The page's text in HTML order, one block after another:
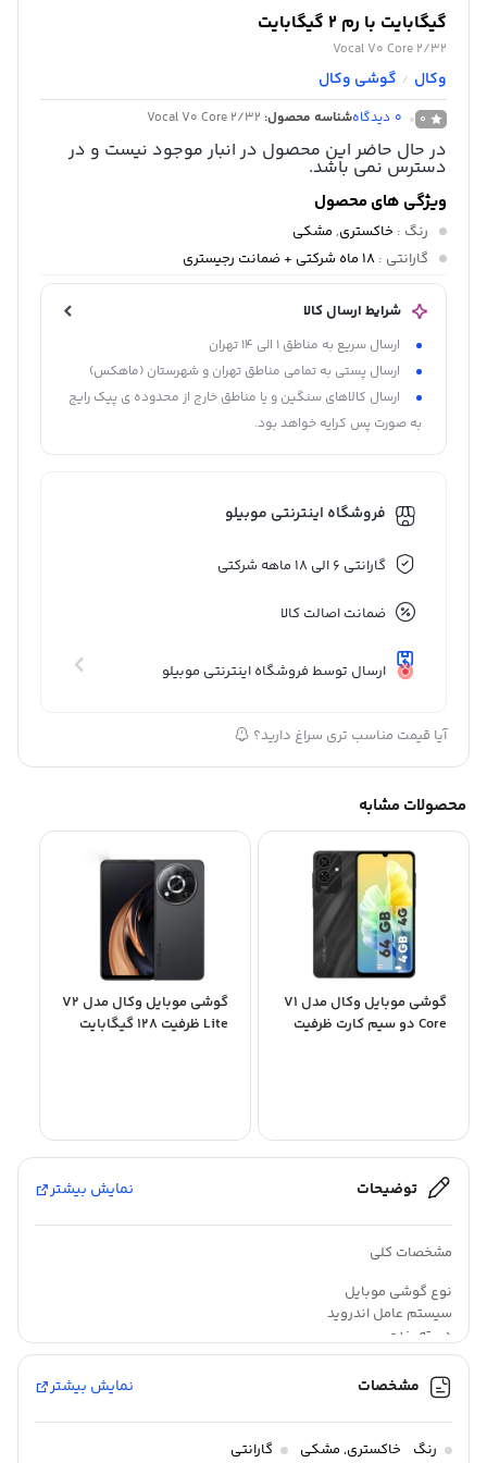
گیگابایت با رم 2 گیگابایت
Vocal V0 Core 2/32
وکال / گوشی وکال
0
0 دیدگاهشناسه محصول: Vocal V0 Core 2/32
در حال حاضر این محصول در انبار موجود نیست و در
دسترس نمی باشد.
ویژگی های محصول
رنگ : خاکستری, مشکی
گارانتی : 18 ماه شرکتی + ضمانت رجیستری
شرایط ارسال کالا
ارسال سریع به مناطق 1 الی 14 تهران
ارسال پستی به تمامی مناطق تهران و شهرستان (ماهکس)
ارسال کالاهای سنگین و یا مناطق خارج از محدوده ی پیک رایج
به صورت پس کرایه خواهد بود.
فروشگاه اینترنتی موبیلو
گارانتی 6 الی 18 ماهه شرکتی
ضمانت اصالت کالا
ارسال توسط فروشگاه اینترنتی موبیلو
آیا قیمت مناسب تری سراغ دارید؟
محصولات مشابه
گوشی موبایل وکال مدل V1
Core دو سیم کارت ظرفیت
گوشی موبایل وکال مدل V2
Lite ظرفیت 128 گیگابایت
توضیحات نمایش بیشتر
مشخصات کلی
نوع گوشی موبایل
سیستم عامل اندروید
دسته ‌بندی
اقتصادی
مدل
V۰ Core
زمان معرفی
۲۰۲۴
مشخصات نمایش بیشتر
رنگ خاکستری, مشکی
گارانتی